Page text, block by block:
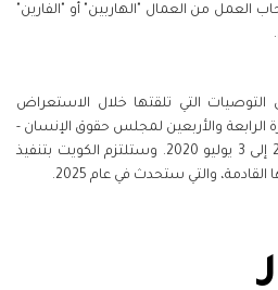
من العمال "الهاربين" أو "الفارين"
التوصيات التي تلقتها خلال الاستعراض
الرابعة والأربعين لمجلس حقوق الإنسان -
التي ستستمر من 15 يونيو 2020 إلى 3 يوليو 2020. وستلتزم الكويت بتنفيذ
والتي ستحدث في عام 2025.